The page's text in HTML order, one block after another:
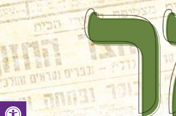
פתח